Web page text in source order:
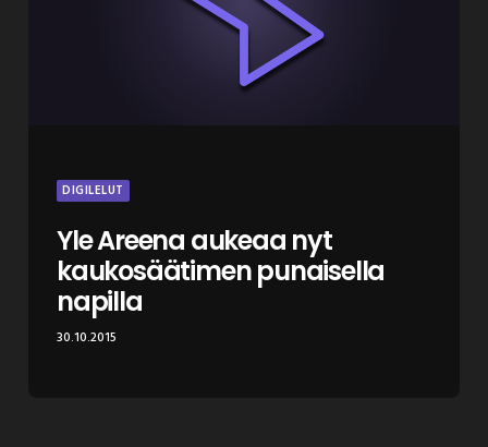
DIGILELUT
Yle Areena aukeaa nyt
kaukosäätimen punaisella
napilla
30.10.2015